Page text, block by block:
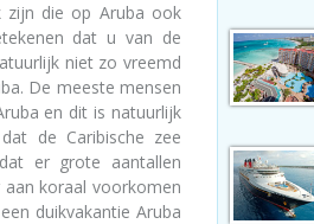
zijn die op Aruba ook
dat u van de
niet zo vreemd
De meeste mensen
en dit is natuurlijk
de Caribische zee
er grote aantallen
koraal voorkomen
duikvakantie Aruba